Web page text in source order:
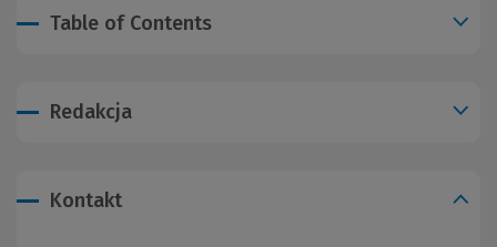
Table of Contents
Redakcja
Kontakt